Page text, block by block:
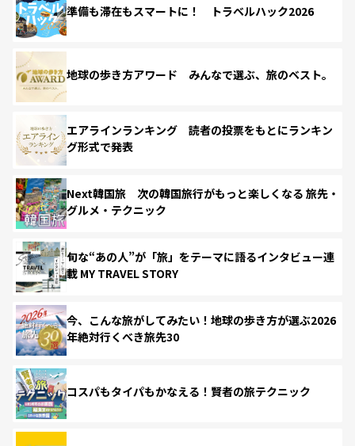
準備も滞在もスマートに！ トラベルハック2026
地球の歩き方アワード みんなで選ぶ、旅のベスト。
エアラインランキング 読者の投票をもとにランキン
グ形式で発表
Next韓国旅 次の韓国旅行がもっと楽しくなる 旅先・
グルメ・テクニック
旬な“あの人”が「旅」をテーマに語るインタビュー連
載 MY TRAVEL STORY
今、こんな旅がしてみたい！地球の歩き方が選ぶ2026
年絶対行くべき旅先30
コスパもタイパもかなえる！賢者の旅テクニック